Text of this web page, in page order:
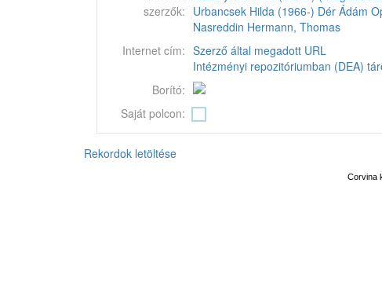
szerzők: Urbancsek Hilda (1966-) Dér Ádám
Nasreddin Hermann, Thomas
Internet cím: Szerző által megadott URL
Intézményi repozitóriumban (DEA)
Borító:
Saját polcon:
Rekordok letöltése
Corvina